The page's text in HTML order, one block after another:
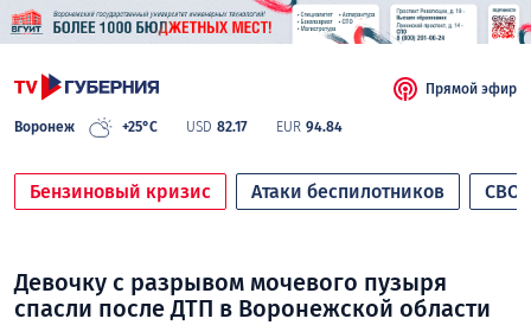
Воронеж +25°C USD 82.17 EUR 94.84
Прямой эфир
Бензиновый кризис Атаки беспилотников СВО
Девочку с разрывом мочевого пузыря
спасли после ДТП в Воронежской области